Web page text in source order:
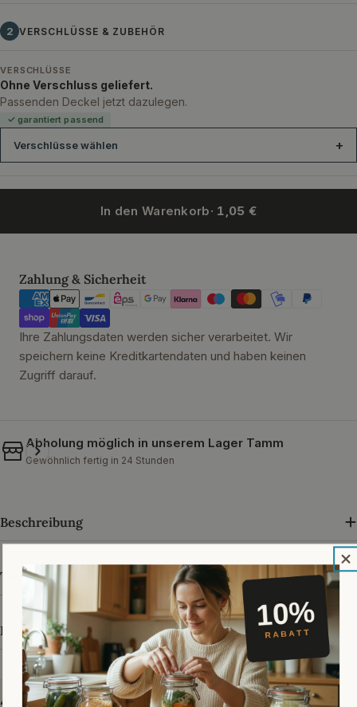
2 VERSCHLÜSSE & ZUBEHÖR
VERSCHLÜSSE
Ohne Verschluss geliefert.
Passenden Deckel jetzt dazulegen.
✓ garantiert passend
Verschlüsse wählen
In den Warenkorb· 1,05 €
Zahlung & Sicherheit
Zahlungsmethoden
Ihre Zahlungsdaten werden sicher verarbeitet. Wir
speichern keine Kreditkartendaten und haben keinen
Zugriff darauf.
Abholung möglich in unserem Lager Tamm
Gewöhnlich fertig in 24 Stunden
Beschreibung
Technische Daten
Herstellerangaben
4,89 von 5 · über 33.000 Bewertungen bei Trusted Shops